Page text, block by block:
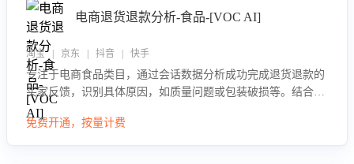
电商退货退款分析-食品-[VOC AI]
淘宝 | 京东 | 抖音 | 快手
专注于电商食品类目，通过会话数据分析成功完成退货退款的
买家反馈，识别具体原因，如质量问题或包装破损等。结合AI
大模型，自动评估客服挽回效果，输出优化策略，助力商家降
低退款率，提升售后效率。
免费开通，按量计费